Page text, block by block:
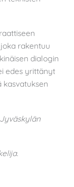
rakentuu
dialogin
edes yrittänyt
kasvatuksen